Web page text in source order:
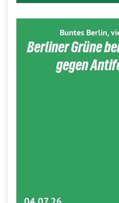
Buntes Berlin,
Berliner Grüne
gegen